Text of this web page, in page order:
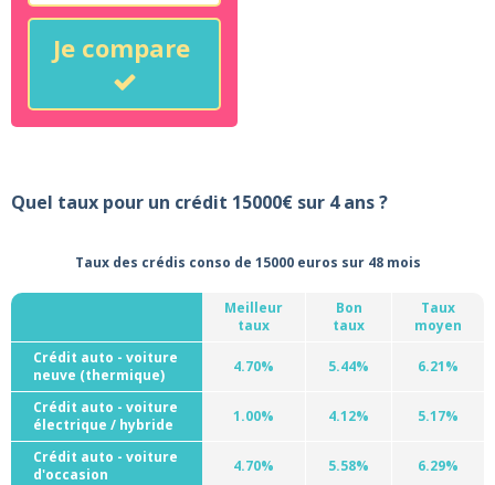
Je compare
Quel taux pour un crédit 15000€ sur 4 ans ?
Taux des crédis conso de 15000 euros sur 48 mois
Meilleur
taux
Bon
taux
Taux
moyen
Crédit auto - voiture
neuve (thermique)
4.70% 5.44% 6.21%
Crédit auto - voiture
électrique / hybride
1.00% 4.12% 5.17%
Crédit auto - voiture
d'occasion
4.70% 5.58% 6.29%